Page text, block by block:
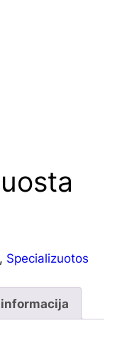
, Specializuotos